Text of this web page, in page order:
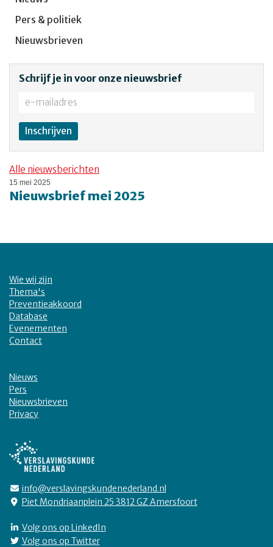
Pers & politiek
Nieuwsbrieven
Schrijf je in voor onze nieuwsbrief
Alle nieuwsberichten
15 mei 2025
Nieuwsbrief mei 2025
Wie wij zijn
Thema's
Preventieakkoord
Database
Evenementen
Contact
Nieuws
Pers
Nieuwsbrieven
Privacy
info@verslavingskundenederland.nl
Piet Mondriaanplein 25 3812 GZ Amersfoort
Volg ons op LinkedIn
Volg ons op Twitter